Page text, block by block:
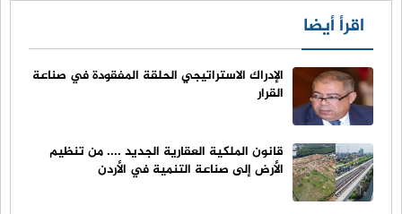
اقرأ أيضا
الإدراك الاستراتيجي الحلقة المفقودة في صناعة
القرار
قانون الملكية العقارية الجديد .... من تنظيم
الأرض إلى صناعة التنمية في الأردن